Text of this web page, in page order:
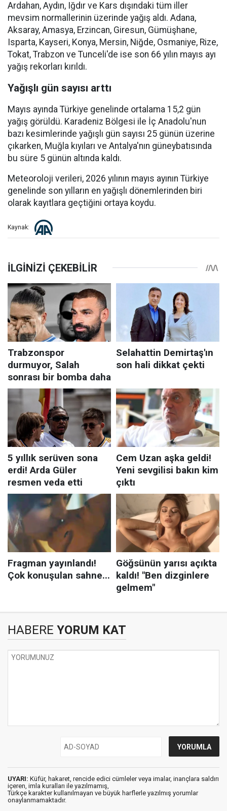
Ardahan, Aydın, Iğdır ve Kars dışındaki tüm iller
mevsim normallerinin üzerinde yağış aldı. Adana,
Aksaray, Amasya, Erzincan, Giresun, Gümüşhane,
Isparta, Kayseri, Konya, Mersin, Niğde, Osmaniye, Rize,
Tokat, Trabzon ve Tunceli'de ise son 66 yılın mayıs ayı
yağış rekorları kırıldı.
Yağışlı gün sayısı arttı
Mayıs ayında Türkiye genelinde ortalama 15,2 gün
yağış görüldü. Karadeniz Bölgesi ile İç Anadolu'nun
bazı kesimlerinde yağışlı gün sayısı 25 günün üzerine
çıkarken, Muğla kıyıları ve Antalya'nın güneybatısında
bu süre 5 günün altında kaldı.
Meteoroloji verileri, 2026 yılının mayıs ayının Türkiye
genelinde son yılların en yağışlı dönemlerinden biri
olarak kayıtlara geçtiğini ortaya koydu.
Kaynak:
HABERE YORUM KAT
UYARI: Küfür, hakaret, rencide edici cümleler veya imalar, inançlara saldırı
içeren, imla kuralları ile yazılmamış,
Türkçe karakter kullanılmayan ve büyük harflerle yazılmış yorumlar
onaylanmamaktadır.